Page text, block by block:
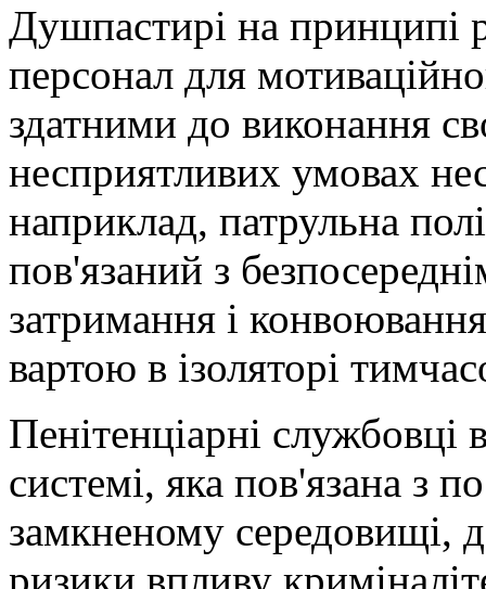
Душпастирі на принципі
персонал для
здатними до виконання
несприятливих умовах
наприклад, патрульна
пов'язаний з
затримання і
вартою в ізоляторі
Пенітенціарні
системі, яка пов'язана з
замкненому середовищі,
ризики впливу